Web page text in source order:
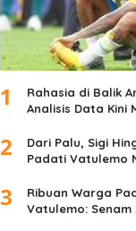
1
Rahasia di Balik
Analisis Data Kini
2
Dari Palu, Sigi
Padati Vatulemo
3
Ribuan Warga
Vatulemo: Senam